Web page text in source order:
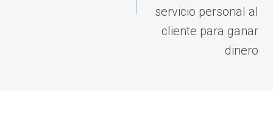
servicio personal al
cliente para ganar
dinero